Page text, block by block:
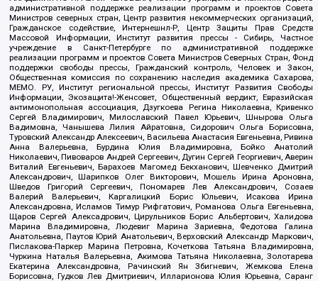
административной поддержке реализации программ и проектов Совета
Министров северных стран, Центр развития некоммерческих организаций,
Гражданское содействие, Интернешнл-Р, Центр Защиты Прав Средств
Массовой Информации, Институт развития прессы - Сибирь, Частное
учреждение в Санкт-Петербурге по административной поддержке
реализации программ и проектов Совета Министров Северных Стран, Фонд
поддержки свободы прессы, Гражданский контроль, Человек и Закон,
Общественная комиссия по сохранению наследия академика Сахарова,
МЕМО. РУ, Институт региональной прессы, Институт Развития Свободы
Информации, Экозащита!-Женсовет, Общественный вердикт, Евразийская
антимонопольная ассоциация, Дзугкоева Регина Николаевна, Кривенко
Сергей Владимирович, Милославский Павел Юрьевич, Шнырова Ольга
Вадимовна, Чанышева Лилия Айратовна, Сидорович Ольга Борисовна,
Туровский Александр Алексеевич, Васильева Анастасия Евгеньевна, Ривина
Анна Валерьевна, Бурдина Юлия Владимировна, Бойко Анатолий
Николаевич, Пивоваров Андрей Сергеевич, Дугин Сергей Георгиевич, Аверин
Виталий Евгеньевич, Барахоев Магомед Бекханович, Шевченко Дмитрий
Александрович, Шарипков Олег Викторович, Мошель Ирина Ароновна,
Шведов Григорий Сергеевич, Пономарев Лев Александрович, Созаев
Валерий Валерьевич, Каргалицкий Борис Юльевич, Исакова Ирина
Александровна, Исламов Тимур Рифгатович, Романова Ольга Евгеньевна,
Щаров Сергей Алексадрович, Цирульников Борис Альбертович, Халидова
Марина Владимировна, Людевиг Марина Зариевна, Федотова Галина
Анатольевна, Паутов Юрий Анатольевич, Верховский Александр Маркович,
Пислакова-Паркер Марина Петровна, Кочеткова Татьяна Владимировна,
Чуркина Наталья Валерьевна, Акимова Татьяна Николаевна, Золотарева
Екатерина Александровна, Рачинский Ян Збигневич, Жемкова Елена
Борисовна, Гудков Лев Дмитриевич, Илларионова Юлия Юрьевна, Саранг